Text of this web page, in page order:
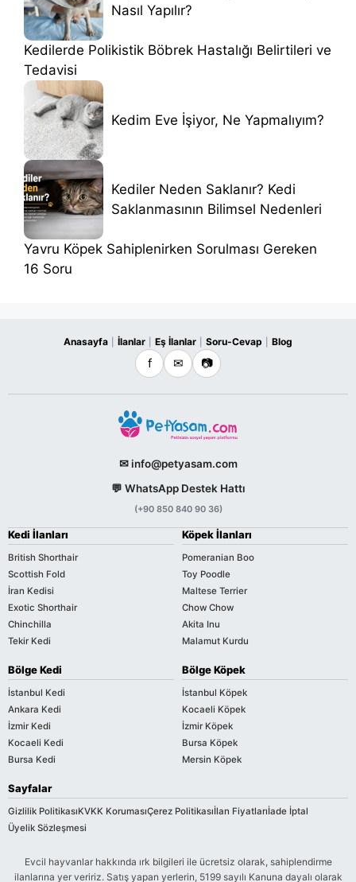
Nasıl Yapılır?
Kedilerde Polikistik Böbrek Hastalığı Belirtileri ve
Tedavisi
Kedim Eve İşiyor, Ne Yapmalıyım?
Kediler Neden Saklanır? Kedi
Saklanmasının Bilimsel Nedenleri
Yavru Köpek Sahiplenirken Sorulması Gereken
16 Soru
Anasayfa İlanlar Eş İlanlar Soru-Cevap Blog
f ✉ 📷
✉ info@petyasam.com
💬 WhatsApp Destek Hattı
(+90 850 840 90 36)
Kedi İlanları
British Shorthair
Scottish Fold
İran Kedisi
Exotic Shorthair
Chinchilla
Tekir Kedi
Köpek İlanları
Pomeranian Boo
Toy Poodle
Maltese Terrier
Chow Chow
Akita Inu
Malamut Kurdu
Bölge Kedi
İstanbul Kedi
Ankara Kedi
İzmir Kedi
Kocaeli Kedi
Bursa Kedi
Bölge Köpek
İstanbul Köpek
Kocaeli Köpek
İzmir Köpek
Bursa Köpek
Mersin Köpek
Sayfalar
Gizlilik PolitikasıKVKK KorumasıÇerez Politikasıİlan Fiyatlarıİade İptal
Üyelik Sözleşmesi
Evcil hayvanlar hakkında ırk bilgileri ile ücretsiz olarak, sahiplendirme
ilanlarına yer veririz. Satış yapan yerlerin, 5199 sayılı Kanuna dayalı olarak